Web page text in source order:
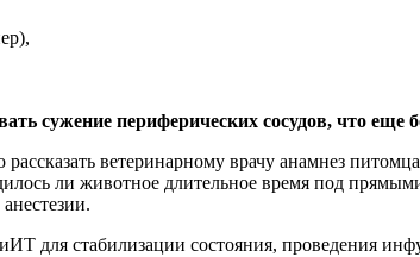
сужение периферических сосудов, что еще
ветеринарному врачу анамнез
ли животное длительное время под
для стабилизации состояния, проведения